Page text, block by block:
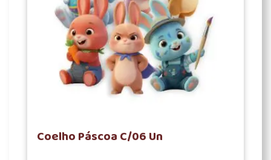
Coelho Páscoa C/06 Un